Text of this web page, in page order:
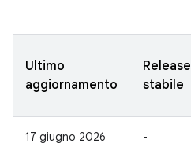
Ultimo
aggiornamento
Release
stabile
17 giugno 2026 -